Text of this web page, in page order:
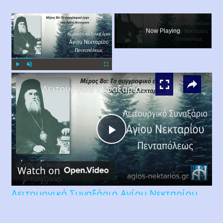
×
Play Unmute Fullscreen
Now Playing
×
Play
Video
Λειτουργικό Συναξάριο Αγίου Νεκταρίου Πενταπόλεως Μέρος 8ο
Watch on
Λειτουργικό Συναξάριο Αγίου Νεκταρίου